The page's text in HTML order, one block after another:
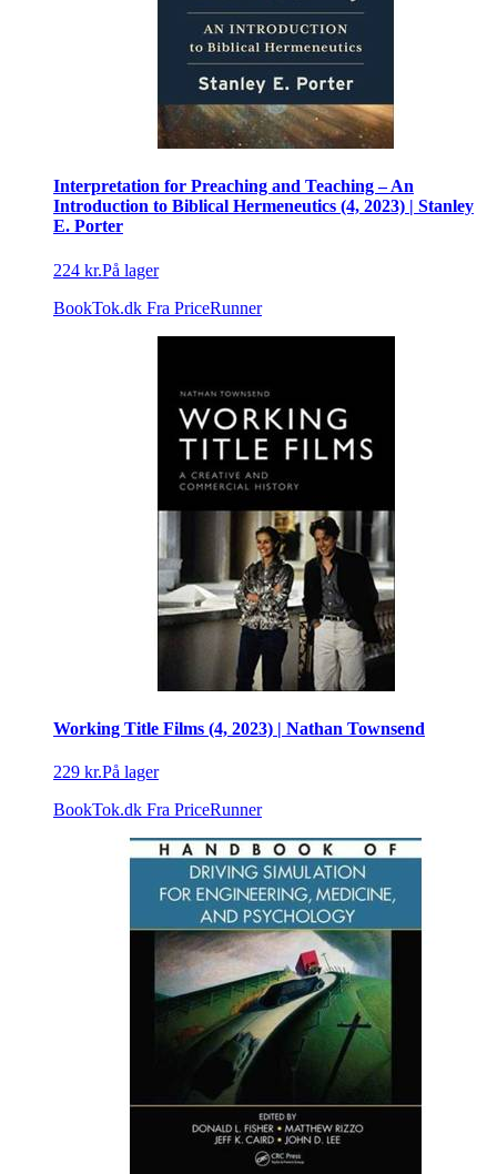
Interpretation for Preaching and Teaching – An
Introduction to Biblical Hermeneutics (4, 2023) | Stanley
E. Porter
224 kr.På lager
BookTok.dk Fra PriceRunner
Working Title Films (4, 2023) | Nathan Townsend
229 kr.På lager
BookTok.dk Fra PriceRunner